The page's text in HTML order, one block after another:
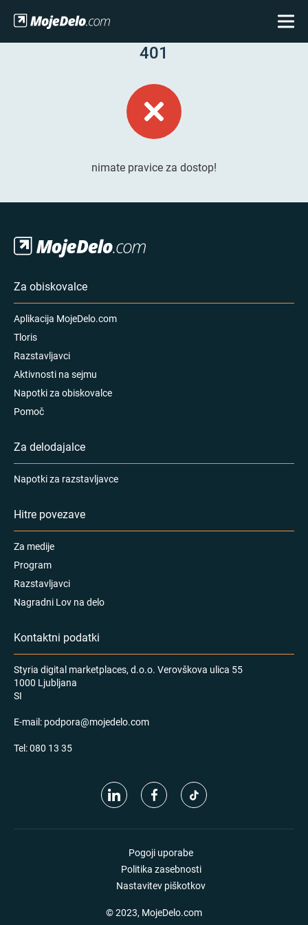
401
nimate pravice za dostop!
Za obiskovalce
Aplikacija MojeDelo.com
Tloris
Razstavljavci
Aktivnosti na sejmu
Napotki za obiskovalce
Pomoč
Za delodajalce
Napotki za razstavljavce
Hitre povezave
Za medije
Program
Razstavljavci
Nagradni Lov na delo
Kontaktni podatki
Styria digital marketplaces, d.o.o. Verovškova ulica 55
1000 Ljubljana
SI
E-mail: podpora@mojedelo.com
Tel:080 13 35
Pogoji uporabe
Politika zasebnosti
Nastavitev piškotkov
© 2023, MojeDelo.com